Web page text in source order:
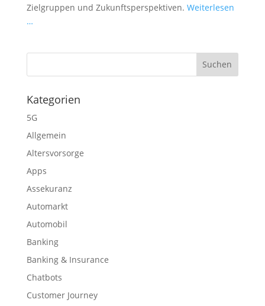
Zielgruppen und Zukunftsperspektiven. Weiterlesen
…
Kategorien
5G
Allgemein
Altersvorsorge
Apps
Assekuranz
Automarkt
Automobil
Banking
Banking & Insurance
Chatbots
Customer Journey